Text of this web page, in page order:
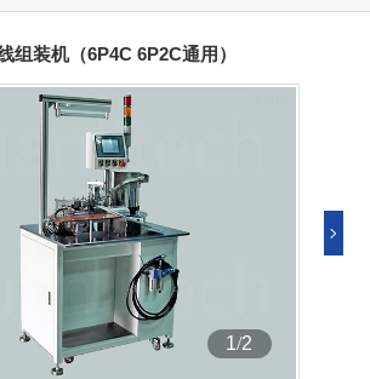
组装机（6P4C 6P2C通用）
1/2